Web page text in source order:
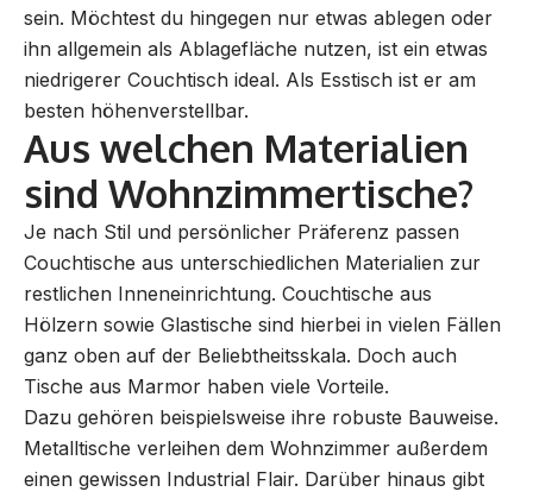
sein. Möchtest du hingegen nur etwas ablegen oder
ihn allgemein als Ablagefläche nutzen, ist ein etwas
niedrigerer Couchtisch ideal. Als Esstisch ist er am
besten höhenverstellbar.
Aus welchen Materialien
sind Wohnzimmertische?
Je nach Stil und persönlicher Präferenz passen
Couchtische aus unterschiedlichen Materialien zur
restlichen Inneneinrichtung. Couchtische aus
Hölzern sowie Glastische sind hierbei in vielen Fällen
ganz oben auf der Beliebtheitsskala. Doch auch
Tische aus Marmor haben viele Vorteile.
Dazu gehören beispielsweise ihre robuste Bauweise.
Metalltische verleihen dem Wohnzimmer außerdem
einen gewissen Industrial Flair. Darüber hinaus gibt